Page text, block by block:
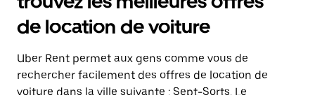
de location de voiture
Uber Rent permet aux gens comme vous de
rechercher facilement des offres de location de
voiture dans la ville suivante : Sept-Sorts. Le